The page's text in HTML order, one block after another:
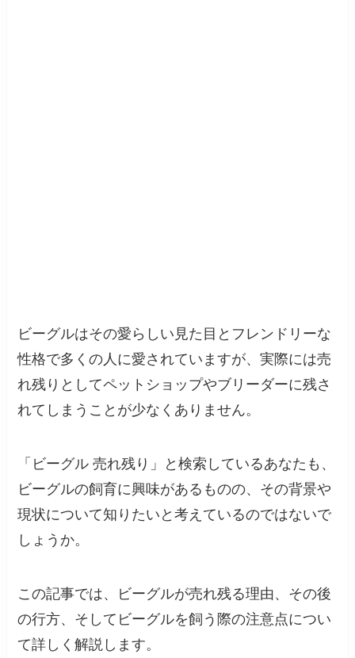
ビーグルはその愛らしい見た目とフレンドリーな
性格で多くの人に愛されていますが、実際には売
れ残りとしてペットショップやブリーダーに残さ
れてしまうことが少なくありません。
「ビーグル 売れ残り」と検索しているあなたも、
ビーグルの飼育に興味があるものの、その背景や
現状について知りたいと考えているのではないで
しょうか。
この記事では、ビーグルが売れ残る理由、その後
の行方、そしてビーグルを飼う際の注意点につい
て詳しく解説します。